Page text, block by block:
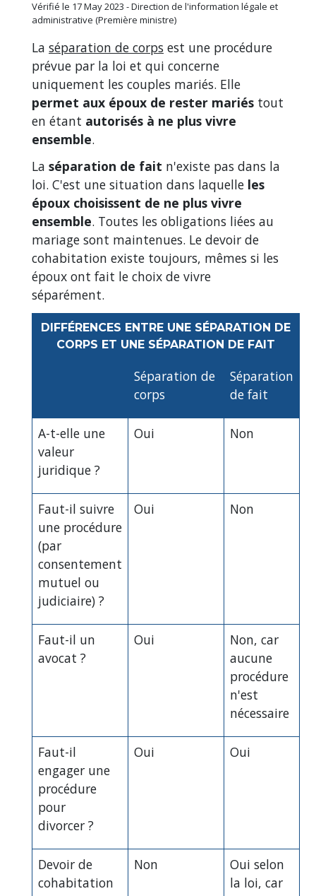
Vérifié le 17 May 2023 - Direction de l'information légale et
administrative (Première ministre)
La séparation de corps est une procédure
prévue par la loi et qui concerne
uniquement les couples mariés. Elle
permet aux époux de rester mariés tout
en étant autorisés à ne plus vivre
ensemble.
La séparation de fait n'existe pas dans la
loi. C'est une situation dans laquelle les
époux choisissent de ne plus vivre
ensemble. Toutes les obligations liées au
mariage sont maintenues. Le devoir de
cohabitation existe toujours, mêmes si les
époux ont fait le choix de vivre
séparément.
DIFFÉRENCES ENTRE UNE SÉPARATION DE
CORPS ET UNE SÉPARATION DE FAIT
Séparation de
corps
Séparation
de fait
A-t-elle une
valeur
juridique ?
Oui Non
Faut-il suivre
une procédure
(par
consentement
mutuel ou
judiciaire) ?
Oui Non
Faut-il un
avocat ?
Oui
Non, car
aucune
procédure
n'est
nécessaire
Faut-il
engager une
procédure
pour
divorcer ?
Oui Oui
Devoir de
cohabitation
Non
Oui selon
la loi, car